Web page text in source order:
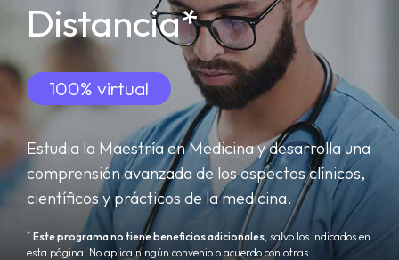
Distancia*
100% virtual
Estudia la Maestría en Medicina y desarrolla una
comprensión avanzada de los aspectos clínicos,
científicos y prácticos de la medicina.
* Este programa no tiene beneficios adicionales, salvo los indicados en
esta página. No aplica ningún convenio o acuerdo con otras